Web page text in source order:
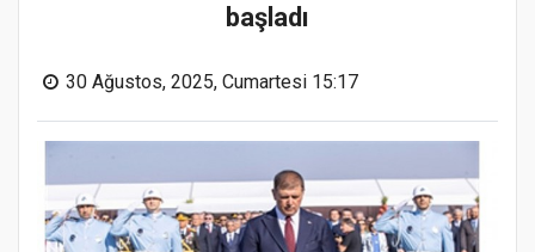
başladı
30 Ağustos, 2025, Cumartesi 15:17